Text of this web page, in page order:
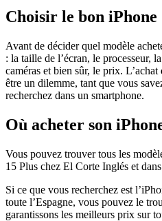
Choisir le bon iPhone
Avant de décider quel modèle
: la taille de l’écran, le processeur,
caméras et bien sûr, le prix.
être un dilemme, tant que vous
recherchez dans un smartphone.
Où acheter son
Vous pouvez trouver tous les
15 Plus chez El Corte Inglés et
Si ce que vous recherchez est
toute l’Espagne, vous pouvez le
garantissons les meilleurs prix sur